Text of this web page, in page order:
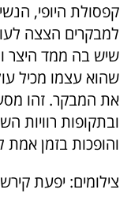
קפסולת היופי,
למבקרים הצצה
שיש בה ממד היצר
שהוא עצמו מכיל
את המבקר. זהו
ובתקופות רוויות
והופכות בזמן אמת
צילומים: יפעת